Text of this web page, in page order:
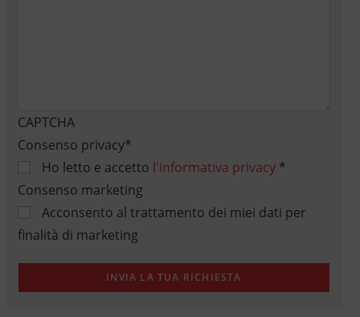
CAPTCHA
Consenso privacy*
Ho letto e accetto l'informativa privacy*
Consenso marketing
Acconsento al trattamento dei miei dati per
finalità di marketing